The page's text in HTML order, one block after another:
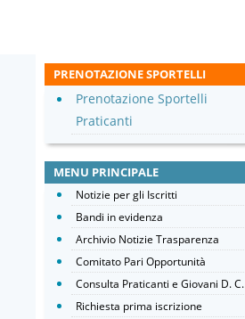
PRENOTAZIONE SPORTELLI
Prenotazione Sportelli
Praticanti
MENU PRINCIPALE
Notizie per gli Iscritti
Bandi in evidenza
Archivio Notizie Trasparenza
Comitato Pari Opportunità
Consulta Praticanti e Giovani D. C.
Richiesta prima iscrizione